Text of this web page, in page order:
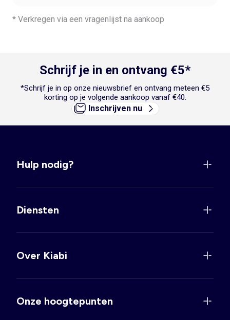
* Verkregen via een vragenlijst na aankoop
Schrijf je in en ontvang €5*
*Schrijf je in op onze nieuwsbrief en ontvang meteen €5
korting op je volgende aankoop vanaf €40.
Inschrijven nu
Hulp nodig?
Diensten
Over Kiabi
Onze hoogtepunten